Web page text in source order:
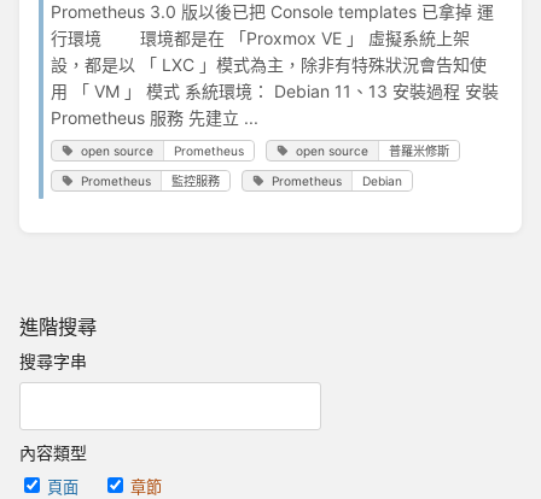
進階搜尋
搜尋字串
內容類型
頁面
章節
Prometheus 3.0 版以後已把 Console templates 已拿掉 運
行環境 環境都是在 「Proxmox VE 」 虛擬系統上架
設，都是以 「 LXC 」模式為主，除非有特殊狀況會告知使
用 「 VM 」 模式 系統環境： Debian 11、13 安裝過程 安裝
Prometheus 服務 先建立 ...
open source Prometheus open source 普羅米修斯
Prometheus 監控服務 Prometheus Debian